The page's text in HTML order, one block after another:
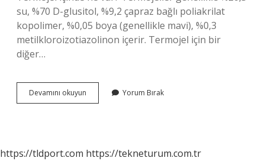
su, %70 D-glusitol, %9,2 çapraz bağlı poliakrilat
kopolimer, %0,05 boya (genellikle mavi), %0,3
metilkloroizotiazolinon içerir. Termojel için bir
diğer…
Devamını okuyun
Kompres
Yorum Bırak
https://tldport.com https://tekneturum.com.tr